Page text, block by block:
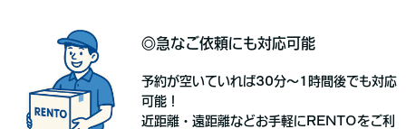
◎急なご依頼にも対応可能
予約が空いていれば30分～1時間後でも対応
可能！
近距離・遠距離などお手軽にRENTOをご利